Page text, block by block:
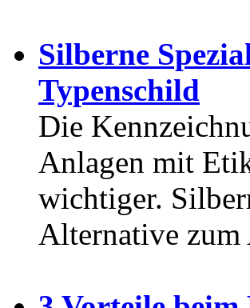
Silberne
Typenschild
Die
Anlagen mit
wichtiger.
Alternative